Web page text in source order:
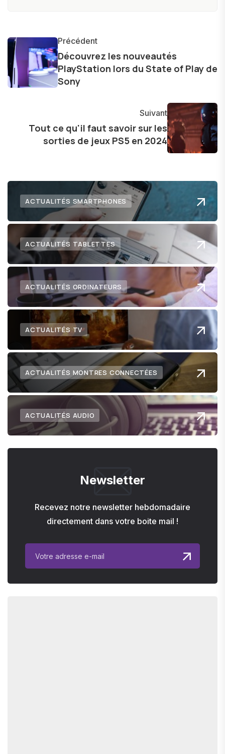
informations précises et pertinentes pour aider
les consommateurs à comprendre et à naviguer
dans le paysage technologique en constante
évolution.
Précédent
Découvrez les nouveautés
PlayStation lors du State of Play de
Sony
Suivant
Tout ce qu'il faut savoir sur les
sorties de jeux PS5 en 2024
ACTUALITÉS SMARTPHONES
ACTUALITÉS TABLETTES
ACTUALITÉS ORDINATEURS
ACTUALITÉS TV
ACTUALITÉS MONTRES CONNECTÉES
ACTUALITÉS AUDIO
Newsletter
Recevez notre newsletter hebdomadaire
directement dans votre boite mail !